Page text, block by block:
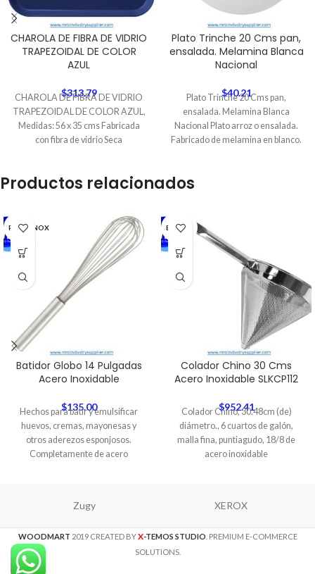
CHAROLA DE FIBRA DE VIDRIO
TRAPEZOIDAL DE COLOR
AZUL
$313.79
CHAROLA DE FIBRA DE VIDRIO
TRAPEZOIDAL DE COLOR AZUL,
Medidas: 56 x 35 cms Fabricada
con fibra de vidrio Seca
Plato Trinche 20 Cms pan,
ensalada. Melamina Blanca
Nacional
$40.21
Plato Trinche 20 Cms pan,
ensalada. Melamina Blanca
Nacional Plato arroz o ensalada.
Fabricado de melamina en blanco.
Productos relacionados
PRODINOX
Batidor Globo 14 Pulgadas
Acero Inoxidable
$135.00
Hechos para batir y emulsificar
huevos, cremas, mayonesas y
otros aderezos esponjosos.
Completamente de acero
BONNE
Colador Chino 30 Cms
Acero Inoxidable SLKCP112
$952.41
Colador Chino, 30.48cm (de)
diámetro., 6 cuartos de galón,
malla fina, puntiagudo, 18/8 de
acero inoxidable
Zugy XEROX
WOODMART 2019 CREATED BYX-TEMOS STUDIO . PREMIUM E-COMMERCE
SOLUTIONS.